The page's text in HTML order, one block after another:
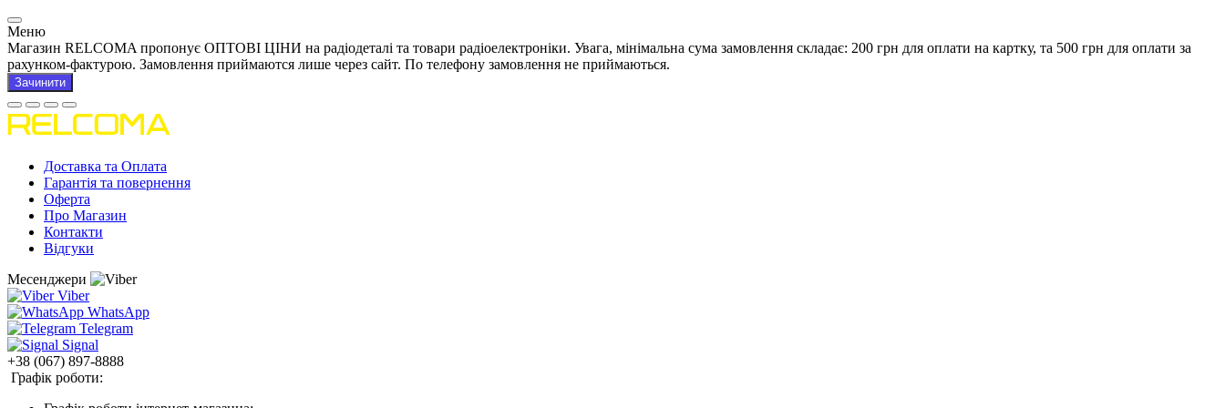
Меню
Магазин RELCOMA пропонує ОПТОВІ ЦІНИ на радіодеталі та товари радіоелектроніки. Увага, мінімальна сума замовлення складає: 200 грн для оплати на картку, та 500 грн для оплати за
рахунком-фактурою. Замовлення приймаются лише через сайт. По телефону замовлення не приймаються.
Зачинити
Доставка та Оплата
Гарантія та повернення
Оферта
Про Магазин
Контакти
Відгуки
Месенджери
Viber
WhatsApp
Telegram
Signal
+38 (067) 897-8888
Графік роботи: